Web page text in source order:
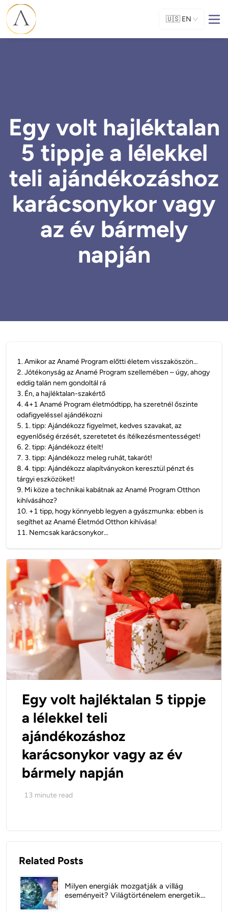
🇺🇸 EN
Egy volt hajléktalan
5 tippje a lélekkel
teli ajándékozáshoz
karácsonykor vagy
az év bármely
napján
1.Amikor az Anamé Program előtti életem visszaköszön…
2.Jótékonyság az Anamé Program szellemében – úgy, ahogy
eddig talán nem gondoltál rá
3. Én, a hajléktalan-szakértő
4.4+1 Anamé Program életmódtipp, ha szeretnél őszinte
odafigyeléssel ajándékozni
5. 1. tipp: Ajándékozz figyelmet, kedves szavakat, az
egyenlőség érzését, szeretetet és ítélkezésmentességet!
6. 2. tipp: Ajándékozz ételt!
7. 3. tipp: Ajándékozz meleg ruhát, takarót!
8.4. tipp: Ajándékozz alapítványokon keresztül pénzt és
tárgyi eszközöket!
9. Mi köze a technikai kabátnak az Anamé Program Otthon
kihívásához?
10. +1 tipp, hogy könnyebb legyen a gyászmunka: ebben is
segíthet az Anamé Életmód Otthon kihívása!
11. Nemcsak karácsonykor…
Egy volt hajléktalan 5 tippje
a lélekkel teli
ajándékozáshoz
karácsonykor vagy az év
bármely napján
13 minute read
Related Posts
Milyen energiák mozgatják a villág
eseményeit? Világtörténelem energetikai